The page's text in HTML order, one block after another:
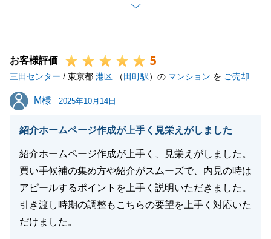
今後も不動産に関するご不明点がございましたら、お
気軽にご相談ください。
お客様評価 5
三田センター / 東京都 港区 （ 田町駅）の マンション を ご売却
M様
M様 2025年10月14日
紹介ホームページ作成が上手く見栄えがしました
紹介ホームページ作成が上手く、見栄えがしました。
買い手候補の集め方や紹介がスムーズで、内見の時は
アピールするポイントを上手く説明いただきました。
引き渡し時期の調整もこちらの要望を上手く対応いた
だけました。